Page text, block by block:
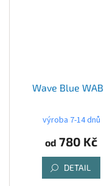
Wave Blue
výroba 7-14 dnů
od 780 Kč
DETAIL